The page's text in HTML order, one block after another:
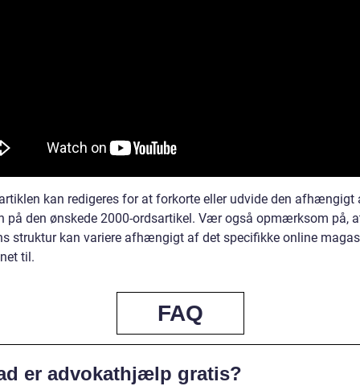
kan redigeres for at forkorte eller udvide den afhængigt
på den ønskede 2000-ordsartikel. Vær også opmærksom på,
struktur kan variere afhængigt af det specifikke online
til.
FAQ
er advokathjælp gratis?